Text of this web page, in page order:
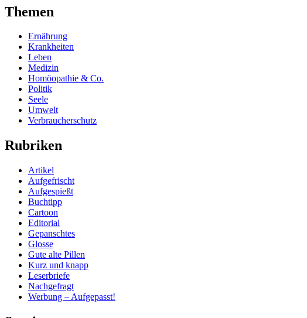
Themen
Ernährung
Krankheiten
Leben
Medizin
Homöopathie & Co.
Politik
Seele
Umwelt
Verbraucherschutz
Rubriken
Artikel
Aufgefrischt
Aufgespießt
Buchtipp
Cartoon
Editorial
Gepanschtes
Glosse
Gute alte Pillen
Kurz und knapp
Leserbriefe
Nachgefragt
Werbung – Aufgepasst!